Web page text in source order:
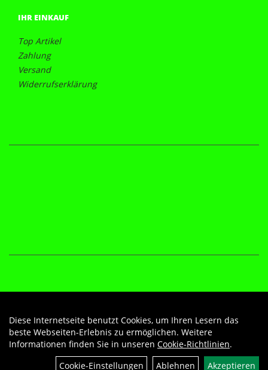
IHR EINKAUF
Top Artikel
Zahlung
Versand
Widerrufserklärung
Diese Internetseite benutzt Cookies, um Ihren Lesern das
beste Webseiten-Erlebnis zu ermöglichen. Weitere
Informationen finden Sie in unseren Cookie-Richtlinien.
Cookie-Einstellungen
Ablehnen Akzeptieren
Auftrag widerrufen